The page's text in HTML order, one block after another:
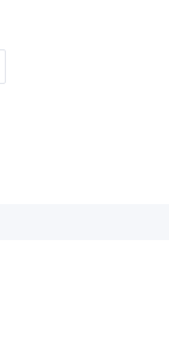
（均分制）3%